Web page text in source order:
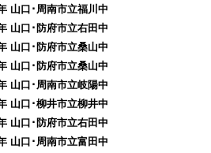
口･周南市立福川中
口･防府市立右田中
口･防府市立桑山中
口･防府市立桑山中
口･周南市立岐陽中
口･柳井市立柳井中
口･防府市立右田中
口･周南市立富田中